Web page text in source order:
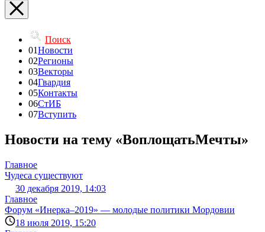
Поиск
01Новости
02Регионы
03Векторы
04Гвардия
05Контакты
06СтИБ
07Вступить
Новости на тему «ВоплощатьМечты»
Главное
Чудеса существуют
30 декабря 2019, 14:03
Главное
Форум «Инерка–2019» — молодые политики Мордовии
18 июля 2019, 15:20